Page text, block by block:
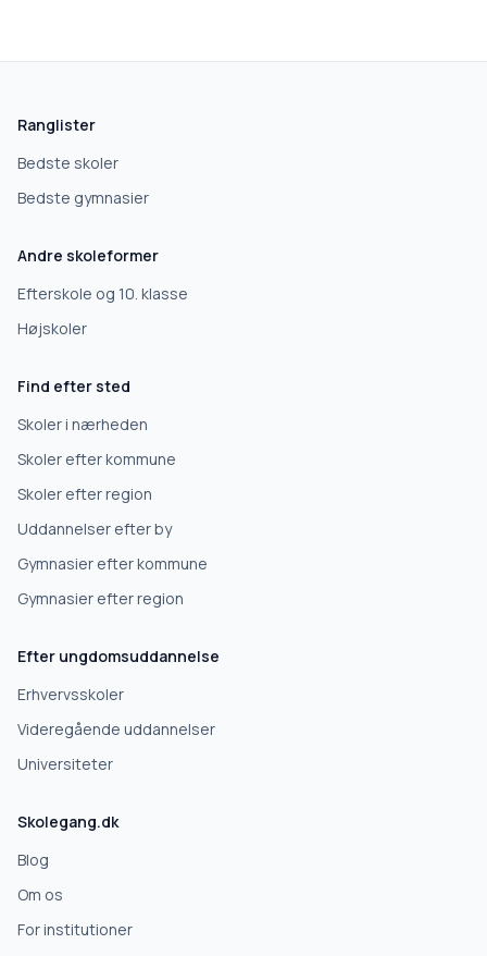
Hvad leder du efter?
Grundskole
10. klasse
Erhvervsuddannelse
Videregående uddannelse
Ranglister
Bedste skoler
Bedste gymnasier
Andre skoleformer
Efterskole og 10. klasse
Højskoler
Find efter sted
Skoler i nærheden
Skoler efter kommune
Skoler efter region
Uddannelser efter by
Gymnasier efter kommune
Gymnasier efter region
Efter ungdomsuddannelse
Erhvervsskoler
Videregående uddannelser
Universiteter
Skolegang.dk
Blog
Om os
For institutioner